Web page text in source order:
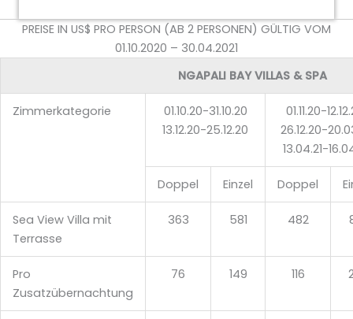
PREISE IN US$ PRO PERSON (AB 2 PERSONEN) GÜLTIG VOM
01.10.2020 – 30.04.2021
NGAPALI BAY VILLAS & SPA
Zimmerkategorie
01.10.20-31.10.20
13.12.20-25.12.20
01.11.20-
26.12.20-
13.04.21-
Doppel Einzel Doppel
Sea View Villa mit
Terrasse
363 581 482
Pro
Zusatzübernachtung
76 149 116